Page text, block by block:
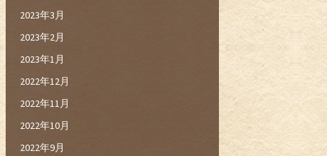
2023年3月
2023年2月
2023年1月
2022年12月
2022年11月
2022年10月
2022年9月